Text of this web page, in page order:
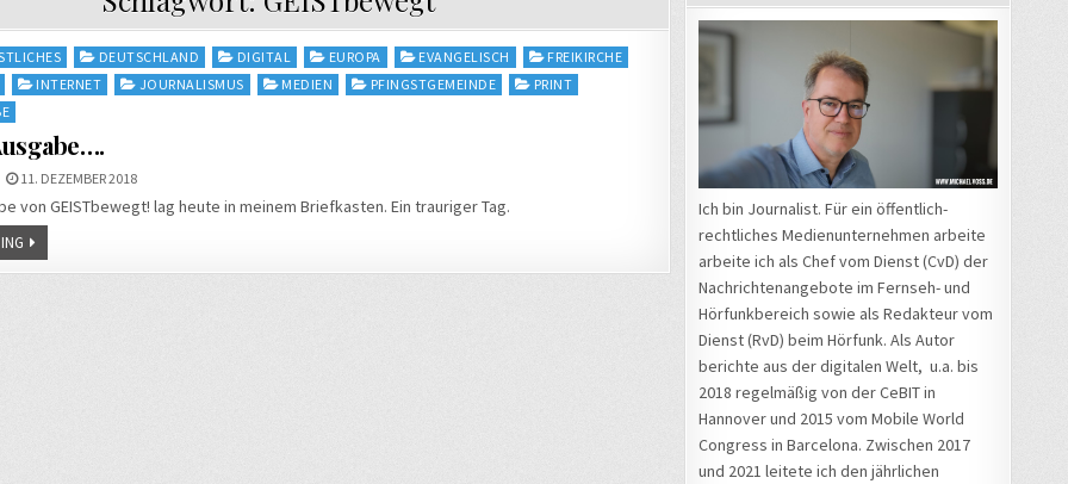
DEUTSCHLAND DIGITAL EUROPA EVANGELISCH
FREIKIRCHE
INTERNET
JOURNALISMUS MEDIEN PFINGSTGEMEINDE
PRINT
11. DEZEMBER 2018
von GEISTbewegt! lag heute in meinem Briefkasten. Ein trauriger Tag.
Ich bin Journalist. Für ein öffentlich-
rechtliches Medienunternehmen arbeite
arbeite ich als Chef vom Dienst (CvD) der
Nachrichtenangebote im Fernseh- und
Hörfunkbereich sowie als Redakteur vom
Dienst (RvD) beim Hörfunk. Als Autor
berichte aus der digitalen Welt, u.a. bis
2018 regelmäßig von der CeBIT in
Hannover und 2015 vom Mobile World
Congress in Barcelona. Zwischen 2017
und 2021 leitete ich den jährlichen